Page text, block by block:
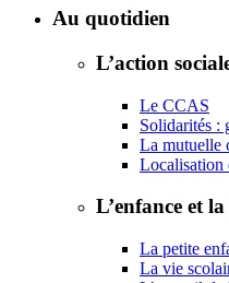
Au quotidien
L’action
Le CCAS
Solidarités :
La mutuelle
Localisation
L’enfance et la
La petite
La vie